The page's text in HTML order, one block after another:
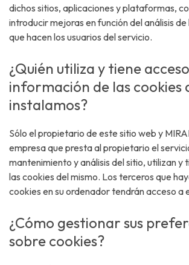
dichos sitios, aplicaciones y plataformas,
introducir mejoras en función del análisis
que hacen los usuarios del servicio.
¿Quién utiliza y tiene
información de las cookies
instalamos?
Sólo el propietario de este sitio web y
empresa que presta al propietario el
mantenimiento y análisis del sitio, utilizan y
las cookies del mismo. Los terceros que
cookies en su ordenador tendrán acceso a
¿Cómo gestionar sus
sobre cookies?